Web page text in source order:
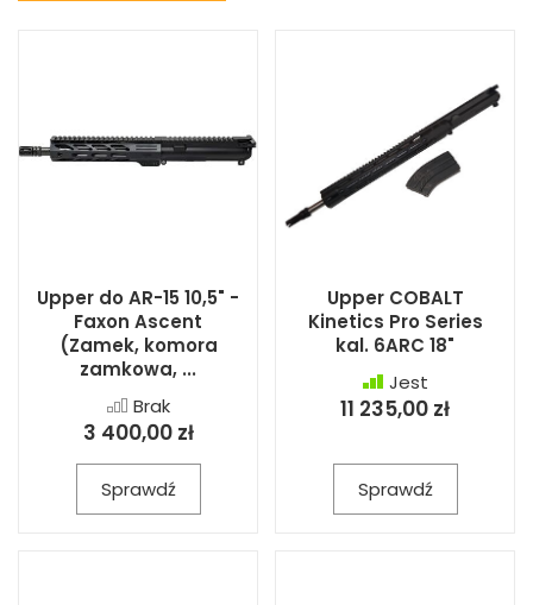
Upper do AR-15 10,5" -
Faxon Ascent
(Zamek, komora
zamkowa, ...
Brak
3 400,00 zł
Sprawdź
Upper COBALT
Kinetics Pro Series
kal. 6ARC 18"
Jest
11 235,00 zł
Sprawdź